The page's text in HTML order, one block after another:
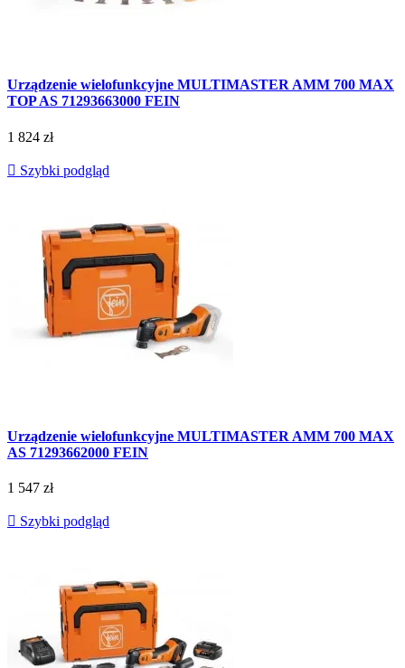
Urządzenie wielofunkcyjne MULTIMASTER AMM 700 MAX
TOP AS 71293663000 FEIN
1 824 zł
 Szybki podgląd
Urządzenie wielofunkcyjne MULTIMASTER AMM 700 MAX
AS 71293662000 FEIN
1 547 zł
 Szybki podgląd